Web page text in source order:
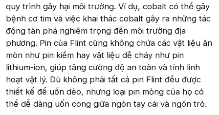
quy trình gây hại môi trường. Ví dụ, cobalt có thể gây
bệnh cơ tim và việc khai thác cobalt gây ra những tác
động tàn phá nghiêm trọng đến môi trường địa
phương. Pin của Flint cũng không chứa các vật liệu ăn
mòn như pin kiềm hay vật liệu dễ cháy như pin
lithium-ion, giúp tăng cường độ an toàn và tính linh
hoạt vật lý. Dù không phải tất cả pin Flint đều được
thiết kế để uốn dẻo, nhưng loại pin mỏng của họ có
thể dễ dàng uốn cong giữa ngón tay cái và ngón trỏ.